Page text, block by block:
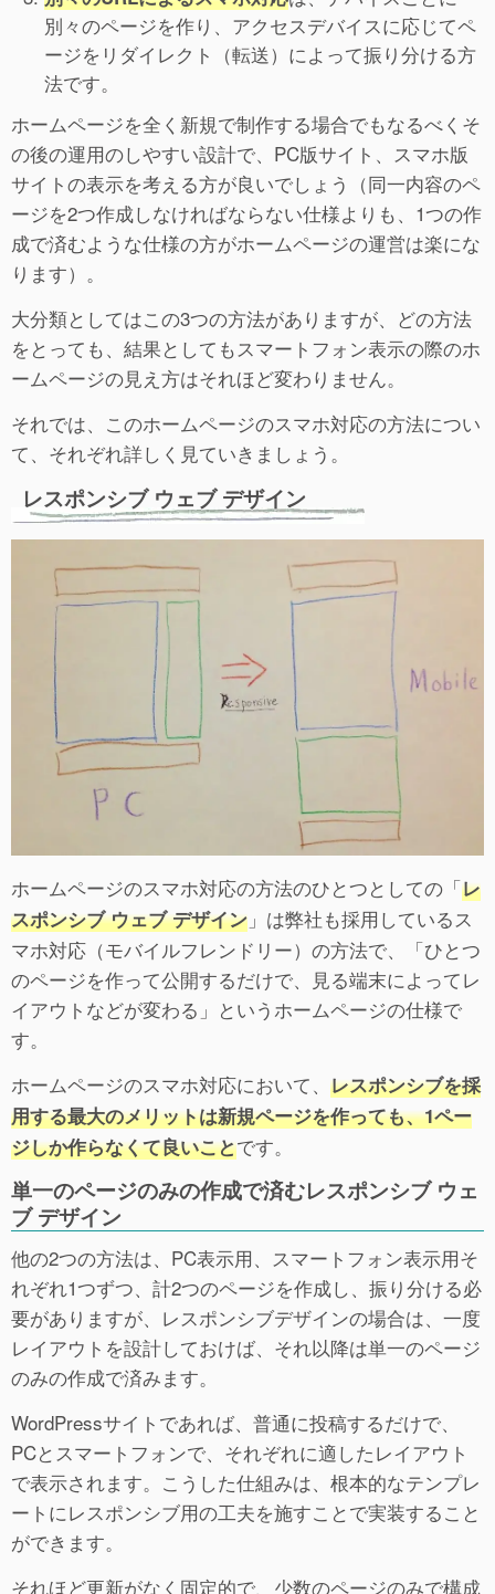
別々のページを作り、アクセスデバイスに応じてペ
ージをリダイレクト（転送）によって振り分ける方
法です。
ホームページを全く新規で制作する場合でもなるべくそ
の後の運用のしやすい設計で、PC版サイト、スマホ版
サイトの表示を考える方が良いでしょう（同一内容のペ
ージを2つ作成しなければならない仕様よりも、1つの作
成で済むような仕様の方がホームページの運営は楽にな
ります）。
大分類としてはこの3つの方法がありますが、どの方法
をとっても、結果としてもスマートフォン表示の際のホ
ームページの見え方はそれほど変わりません。
それでは、このホームページのスマホ対応の方法につい
て、それぞれ詳しく見ていきましょう。
レスポンシブ ウェブ デザイン
ホームページのスマホ対応の方法のひとつとしての「レ
スポンシブ ウェブ デザイン 」は弊社も採用しているス
マホ対応（モバイルフレンドリー）の方法で、「ひとつ
のページを作って公開するだけで、見る端末によってレ
イアウトなどが変わる」というホームページの仕様で
す。
ホームページのスマホ対応において、 レスポンシブを採
用する最大のメリットは新規ページを作っても、1ペー
ジしか作らなくて良いことです。
単一のページのみの作成で済むレスポンシブ ウェ
ブ デザイン
他の2つの方法は、PC表示用、スマートフォン表示用そ
れぞれ1つずつ、計2つのページを作成し、振り分ける必
要がありますが、レスポンシブデザインの場合は、一度
レイアウトを設計しておけば、それ以降は単一のページ
のみの作成で済みます。
WordPressサイトであれば、普通に投稿するだけで、
PCとスマートフォンで、それぞれに適したレイアウト
で表示されます。こうした仕組みは、根本的なテンプレ
ートにレスポンシブ用の工夫を施すことで実装すること
ができます。
それほど更新がなく固定的で、少数のページのみで構成